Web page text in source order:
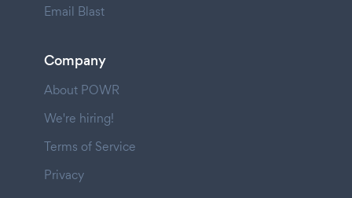
Email Blast
Company
About POWR
We're hiring!
Terms of Service
Privacy